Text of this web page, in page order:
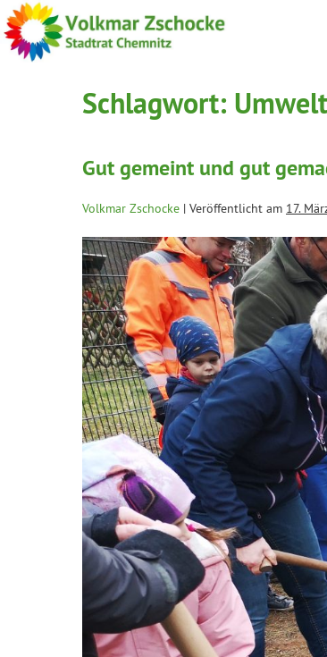
Schlagwort:
Gut gemeint und gut
Volkmar Zschocke | Veröffentlicht am 17.